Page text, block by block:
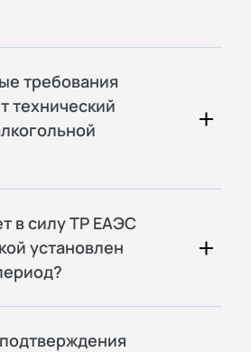
требования
технический
в силу ТР ЕАЭС
установлен